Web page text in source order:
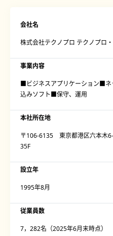
会社名
株式会社テクノプロ テクノプロ
事業内容
■ビジネスアプリケーション■
込みソフト■保守、運用
本社所在地
〒106-6135 東京都港区六本木
35F
設立年
1995年8月
従業員数
7，282名（2025年6月末時点）